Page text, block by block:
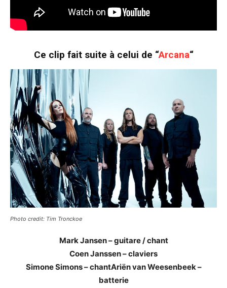
Ce clip fait suite à celui de “Arcana“
Photo credit: Tim Tronckoe
Mark Jansen – guitare / chant
Coen Janssen – claviers
Simone Simons – chantAriën van Weesenbeek –
batterie